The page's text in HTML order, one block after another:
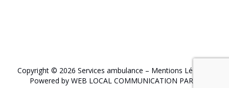
Copyright © 2026 Services ambulance – Mentions Légales
Powered by WEB LOCAL COMMUNICATION PARIS